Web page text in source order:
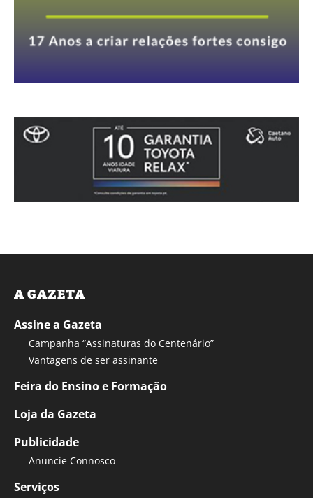
A GAZETA
Assine a Gazeta
Campanha “Assinaturas do Centenário”
Vantagens de ser assinante
Feira do Ensino e Formação
Loja da Gazeta
Publicidade
Anuncie Connosco
Serviços